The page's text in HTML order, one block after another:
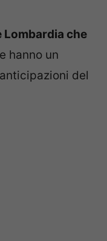
Lombardia che
hanno un
del